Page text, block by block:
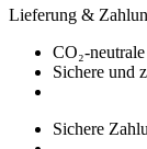
Lieferung &
CO₂-
Sichere und
Sichere